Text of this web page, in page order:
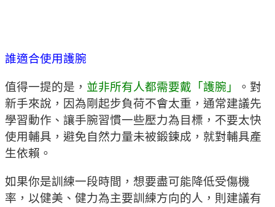
誰適合使用護腕
值得一提的是， 並非所有人都需要戴「護腕」
。對
新手來說，因為剛起步負荷不會太重，通常建議先
學習動作、讓手腕習慣一些壓力為目標，不要太快
使用輔具，避免自然力量未被鍛鍊成，就對輔具產
生依賴。
如果你是訓練一段時間，想要盡可能降低受傷機
率，以健美、健力為主要訓練方向的人，則建議有